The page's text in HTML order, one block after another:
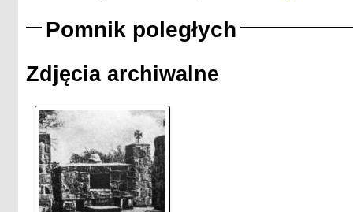
Pomnik poległych
Zdjęcia archiwalne